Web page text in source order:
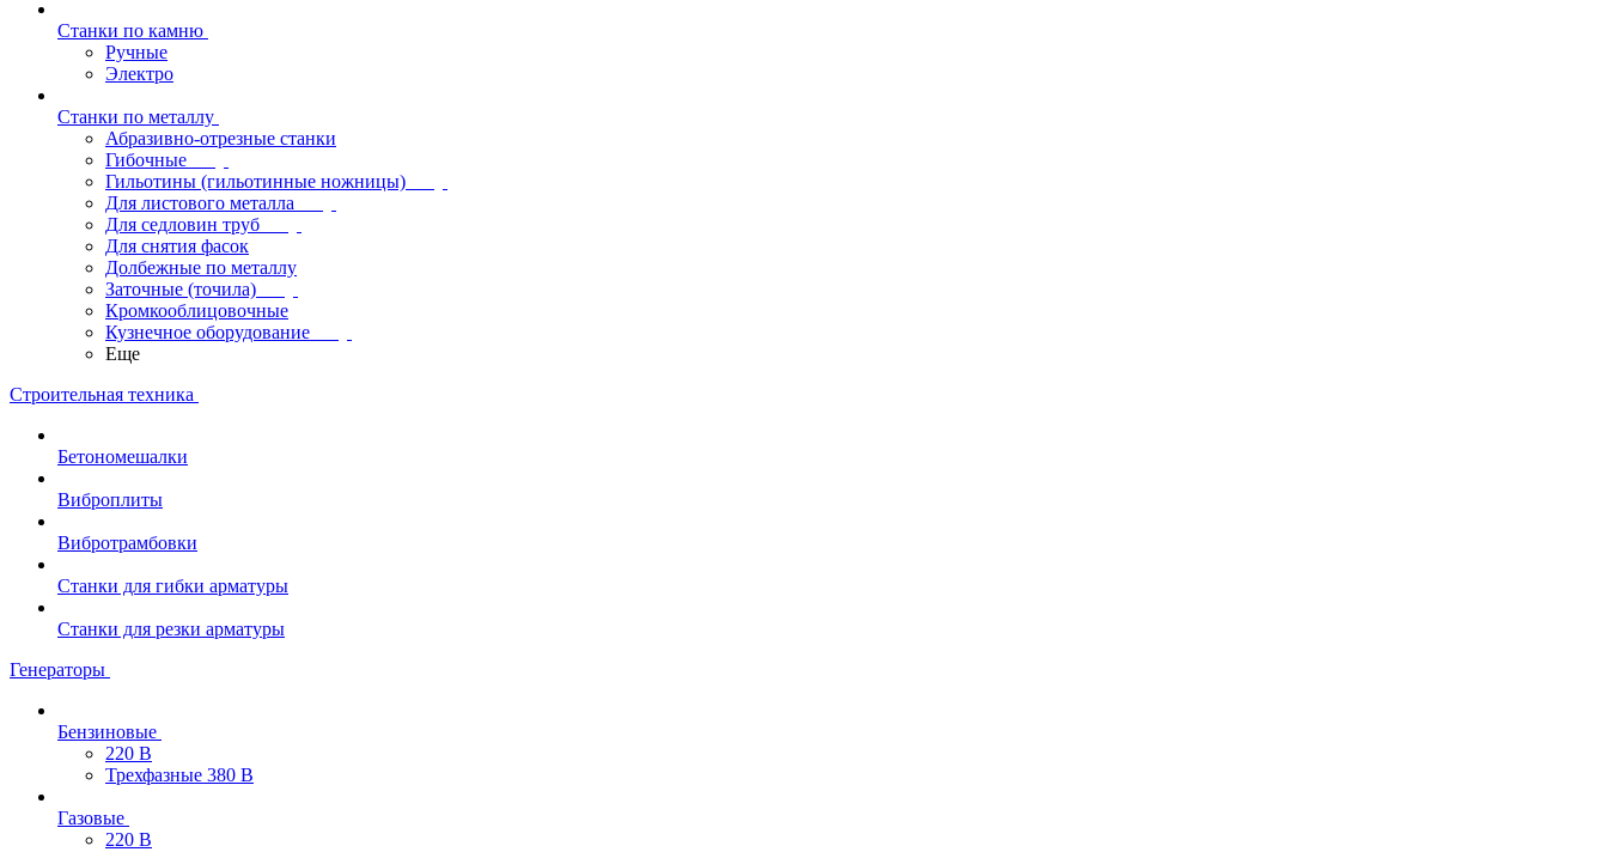
Станки по камню
Ручные
Электро
Станки по металлу
Абразивно-отрезные станки
Гибочные
Гильотины (гильотинные ножницы)
Для листового металла
Для седловин труб
Для снятия фасок
Долбежные по металлу
Заточные (точила)
Кромкооблицовочные
Кузнечное оборудование
Еще
Строительная техника
Бетономешалки
Виброплиты
Вибротрамбовки
Станки для гибки арматуры
Станки для резки арматуры
Генераторы
Бензиновые
220 В
Трехфазные 380 В
Газовые
220 В